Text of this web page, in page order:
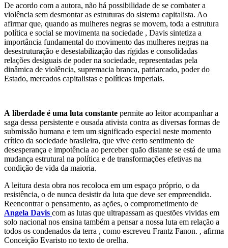
De acordo com a autora, não há possibilidade de se combater a
violência sem desmontar as estruturas do sistema capitalista. Ao
afirmar que, quando as mulheres negras se movem, toda a estrutura
política e social se movimenta na sociedade , Davis sintetiza a
importância fundamental do movimento das mulheres negras na
desestruturação e desestabilização das rígidas e consolidadas
relações desiguais de poder na sociedade, representadas pela
dinâmica de violência, supremacia branca, patriarcado, poder do
Estado, mercados capitalistas e políticas imperiais.
A liberdade é uma luta constante permite ao leitor acompanhar a
saga dessa persistente e ousada ativista contra as diversas formas de
submissão humana e tem um significado especial neste momento
crítico da sociedade brasileira, que vive certo sentimento de
desesperança e impotência ao perceber quão distante se está de uma
mudança estrutural na política e de transformações efetivas na
condição de vida da maioria.
A leitura desta obra nos recoloca em um espaço próprio, o da
resistência, o de nunca desistir da luta que deve ser empreendida.
Reencontrar o pensamento, as ações, o comprometimento de
Angela Davis com as lutas que ultrapassam as questões vividas em
solo nacional nos ensina também a pensar a nossa luta em relação a
todos os condenados da terra , como escreveu Frantz Fanon. , afirma
Conceição Evaristo no texto de orelha.